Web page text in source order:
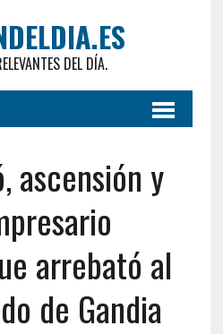
DEL DÍA.
ascensión y
arrebató al
de Gandia